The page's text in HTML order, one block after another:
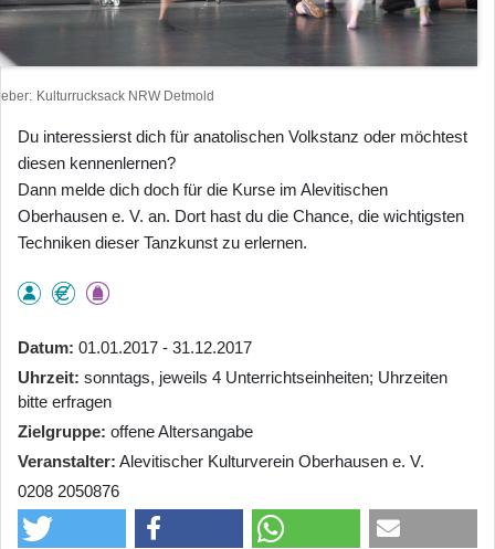
Kulturrucksack NRW Detmold
Du interessierst dich für anatolischen Volkstanz oder möchtest
diesen kennenlernen?
Dann melde dich doch für die Kurse im Alevitischen
Oberhausen e. V. an. Dort hast du die Chance, die wichtigsten
Techniken dieser Tanzkunst zu erlernen.
Datum 01.01.2017 - 31.12.2017
Uhrzeit sonntags, jeweils 4 Unterrichtseinheiten; Uhrzeiten
bitte erfragen
Zielgruppe offene Altersangabe
Veranstalter Alevitischer Kulturverein Oberhausen e. V.
0208 2050876